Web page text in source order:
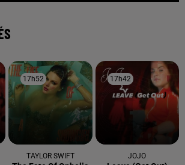
17h52
17h52
TAYLOR SWIFT
17h42
17h42
JOJO